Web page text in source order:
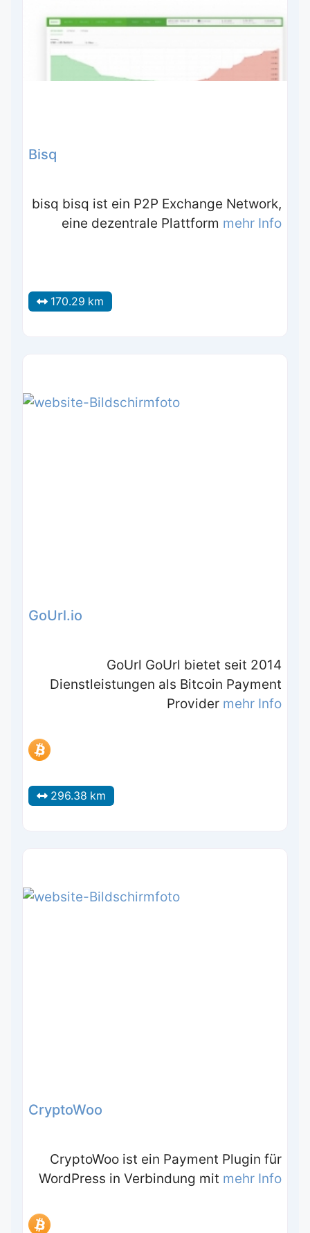
Bisq
bisq bisq ist ein P2P Exchange Network,
eine dezentrale Plattform mehr Info
170.29 km
GoUrl.io
GoUrl GoUrl bietet seit 2014
Dienstleistungen als Bitcoin Payment
Provider mehr Info
296.38 km
CryptoWoo
CryptoWoo ist ein Payment Plugin für
WordPress in Verbindung mit mehr Info